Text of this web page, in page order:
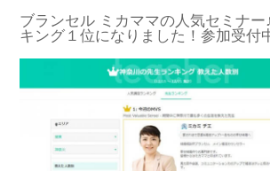
ブランセル ミカママの人気セミナー
キング１位になりました！参加受付